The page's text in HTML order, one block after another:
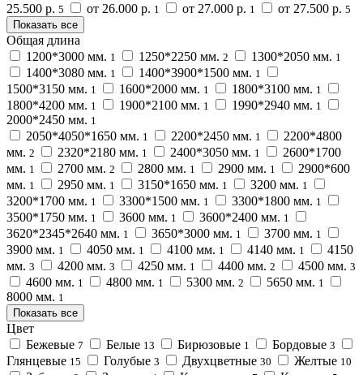
25.500 р. 5 от 26.000 р. 1 от 27.000 р. 1 от 27.500 р. 5
Показать все
Общая длина
1200*3000 мм. 1 1250*2250 мм. 2 1300*2050 мм. 1
1400*3080 мм. 1 1400*3900*1500 мм. 1
1500*3150 мм. 1 1600*2000 мм. 1 1800*3100 мм. 1
1800*4200 мм. 1 1900*2100 мм. 1 1990*2940 мм. 1
2000*2450 мм. 1
2050*4050*1650 мм. 1 2200*2450 мм. 1
2200*4800
мм. 2 2320*2180 мм. 1 2400*3050 мм. 1
2600*1700
мм. 1 2700 мм. 2 2800 мм. 1 2900 мм. 1
2900*600
мм. 1 2950 мм. 1 3150*1650 мм. 1 3200 мм. 1
3200*1700 мм. 1 3300*1500 мм. 1 3300*1800 мм. 1
3500*1750 мм. 1 3600 мм. 1 3600*2400 мм. 1
3620*2345*2640 мм. 1 3650*3000 мм. 1 3700 мм. 1
3900 мм. 1 4050 мм. 1 4100 мм. 1 4140 мм. 1
4150
мм. 3 4200 мм. 3 4250 мм. 1 4400 мм. 2 4500 мм. 3
4600 мм. 1 4800 мм. 1 5300 мм. 2 5650 мм. 1
8000 мм. 1
Показать все
Цвет
Бежевые 7 Белые 13 Бирюзовые 1 Бордовые 3
Глянцевые 15 Голубые 3 Двухцветные 30 Желтые 10